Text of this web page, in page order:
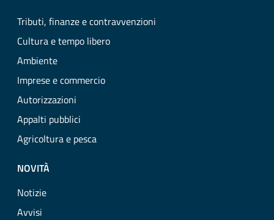
Tributi, finanze e contravvenzioni
Cultura e tempo libero
Ambiente
Imprese e commercio
Autorizzazioni
Appalti pubblici
Agricoltura e pesca
NOVITÀ
Notizie
Avvisi